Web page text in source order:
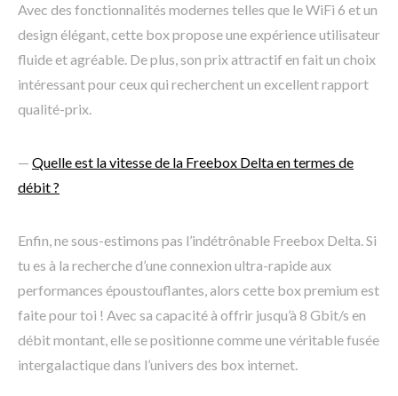
Avec des fonctionnalités modernes telles que le WiFi 6 et un
design élégant, cette box propose une expérience utilisateur
fluide et agréable. De plus, son prix attractif en fait un choix
intéressant pour ceux qui recherchent un excellent rapport
qualité-prix.
— Quelle est la vitesse de la Freebox Delta en termes de
débit ?
Enfin, ne sous-estimons pas l’indétrônable Freebox Delta. Si
tu es à la recherche d’une connexion ultra-rapide aux
performances époustouflantes, alors cette box premium est
faite pour toi ! Avec sa capacité à offrir jusqu’à 8 Gbit/s en
débit montant, elle se positionne comme une véritable fusée
intergalactique dans l’univers des box internet.